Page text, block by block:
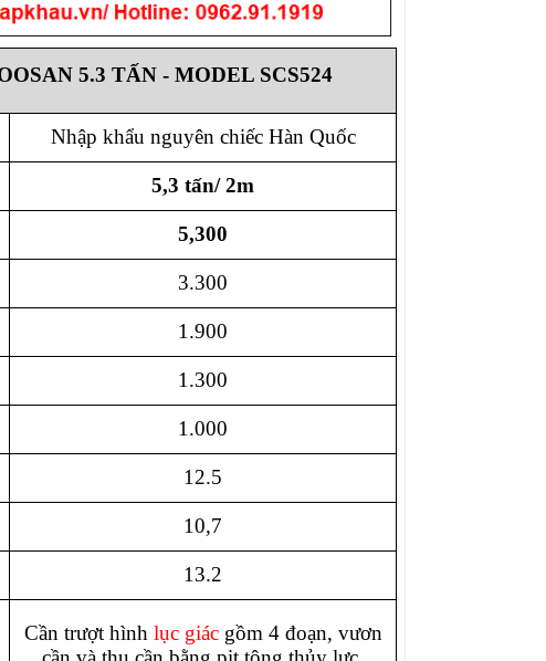
5.3 TẤN- MODEL SCS524
Nhập khẩu nguyên chiếc Hàn Quốc
5,3 tấn/ 2m
5,300
3.300
1.900
1.300
1.000
12.5
10,7
13.2
Cần trượt hình lục giác gồm 4 đoạn, vươn